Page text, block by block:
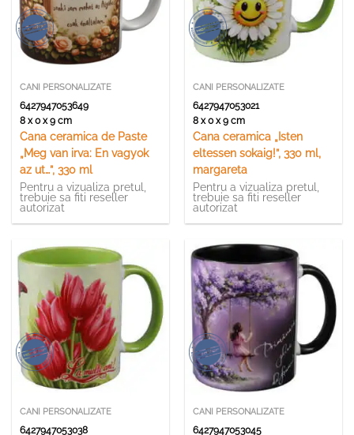
CANI PERSONALIZATE
6427947053649
8 x 0 x 9 cm
Cana ceramica de Paste
„Meg van irva: En vagyok
az ut…”, 330 ml
Pentru a vizualiza pretul,
trebuie sa fiti reseller
autorizat
CANI PERSONALIZATE
6427947053021
8 x 0 x 9 cm
Cana ceramica „Isten
eltessen sokaig!”, 330 ml,
margareta
Pentru a vizualiza pretul,
trebuie sa fiti reseller
autorizat
CANI PERSONALIZATE
6427947053038
CANI PERSONALIZATE
6427947053045